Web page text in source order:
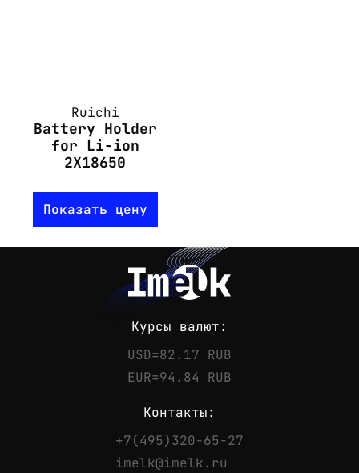
Контакты
Ruichi
Battery Holder
for Li-ion
2X18650
Показать цену
Курсы валют:
USD=82.17 RUB
EUR=94.84 RUB
Контакты:
+7(495)320-65-27
imelk@imelk.ru